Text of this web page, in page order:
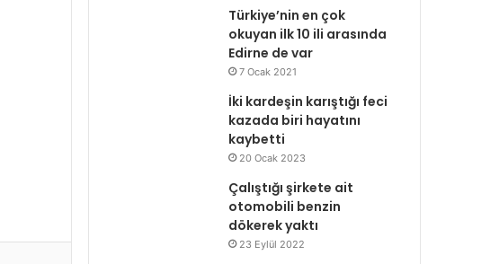
Türkiye’nin en çok
okuyan ilk 10 ili arasında
Edirne de var
7 Ocak 2021
İki kardeşin karıştığı feci
kazada biri hayatını
kaybetti
20 Ocak 2023
Çalıştığı şirkete ait
otomobili benzin
dökerek yaktı
23 Eylül 2022